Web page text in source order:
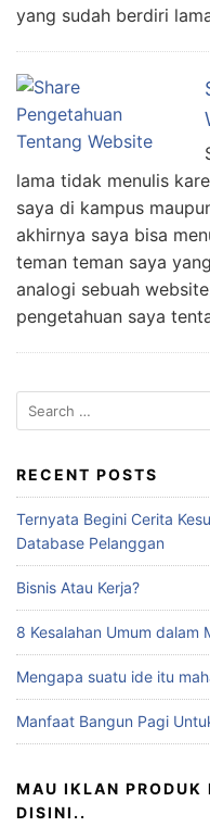
yang sudah berdiri
lama tidak menulis
saya di kampus
akhirnya saya bisa
teman teman saya
analogi sebuah
pengetahuan saya
Search
for:
RECENT POSTS
Ternyata Begini Cerita
Database Pelanggan
Bisnis Atau Kerja?
8 Kesalahan Umum dalam
Mengapa suatu ide itu
Manfaat Bangun Pagi
MAU IKLAN PRODUK
DISINI..